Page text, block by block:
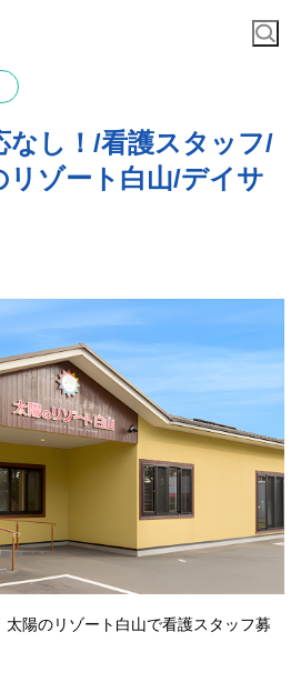
なし！/看護スタッフ/
リゾート白山/デイサ
陽のリゾート白山で看護スタッフ募